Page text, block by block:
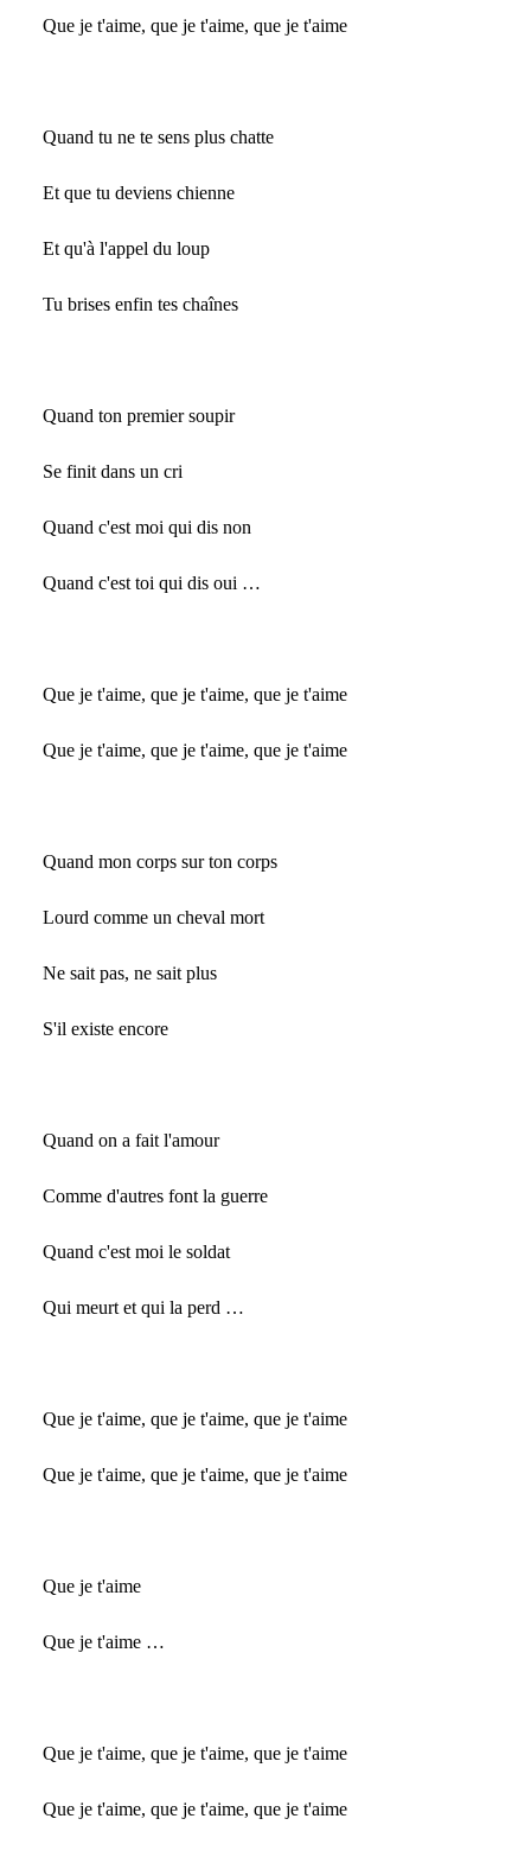
Que je t'aime, que je t'aime, que je t'aime
Quand tu ne te sens plus chatte
Et que tu deviens chienne
Et qu'à l'appel du loup
Tu brises enfin tes chaînes
Quand ton premier soupir
Se finit dans un cri
Quand c'est moi qui dis non
Quand c'est toi qui dis oui …
Que je t'aime, que je t'aime, que je t'aime
Que je t'aime, que je t'aime, que je t'aime
Quand mon corps sur ton corps
Lourd comme un cheval mort
Ne sait pas, ne sait plus
S'il existe encore
Quand on a fait l'amour
Comme d'autres font la guerre
Quand c'est moi le soldat
Qui meurt et qui la perd …
Que je t'aime, que je t'aime, que je t'aime
Que je t'aime, que je t'aime, que je t'aime
Que je t'aime
Que je t'aime …
Que je t'aime, que je t'aime, que je t'aime
Que je t'aime, que je t'aime, que je t'aime